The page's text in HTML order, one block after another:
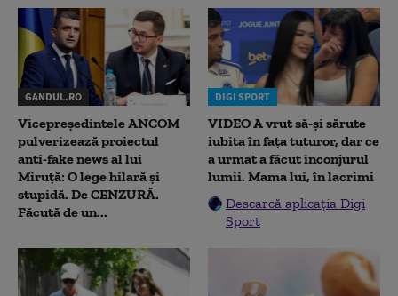
GANDUL.RO
Vicepreședintele ANCOM
pulverizează proiectul
anti-fake news al lui
Miruță: O lege hilară și
stupidă. De CENZURĂ.
Făcută de un...
DIGI SPORT
VIDEO A vrut să-și sărute
iubita în fața tuturor, dar ce
a urmat a făcut înconjurul
lumii. Mama lui, în lacrimi
Descarcă aplicația Digi
Sport